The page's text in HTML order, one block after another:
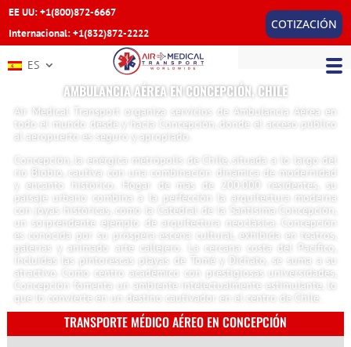
EE UU: +1(800)872-6667
Internacional: +1(832)872-2222
COTIZACIÓN
ES
AMBULANCIA AÉREA EN CONCEPCIÓN, CHILE
Air Medical Transport organiza servicios de Ambulancia Aérea en
todo el mundo desde y hacia Concepción, donde el acceso público
al aeropuerto es seguro y apropiado.
Concepción, la enérgica metrópolis de Chile, situada a lo largo del
río Biobío, cautiva con una combinación dinámica de modernidad
y encanto histórico. Hogar de más de 200.000 residentes, su
paisaje urbano combina a la perfección la arquitectura moderna
con joyas históricas, como la Catedral de la Santísima Concepción,
un sorprendente ejemplo de arquitectura neoclásica. Concepción
es conocida por su próspera escena cultural, exhibida en teatros,
galerías y animado arte callejero. La cercana costa del Pacífico,
incluidas las pintorescas playas de Tomé y Dichato, se suma a su
atractivo. Como centro académico con prestigiosas universidades,
Concepción fomenta un ambiente intelectualmente estimulante, lo
que lo convierte en un destino cautivador en el centro de Chile.
TRANSPORTE MÉDICO AÉREO EN CONCEPCIÓN